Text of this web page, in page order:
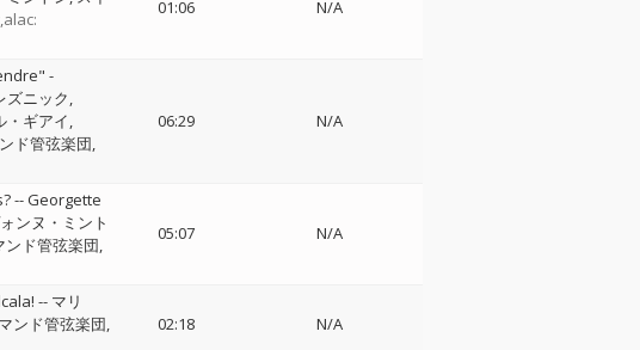
01:06 N/A
-
ズニック
・ギアイ
ド管弦楽団
06:29 N/A
--Georgette
ンヌ・ミント
ンド管弦楽団
05:07 N/A
-- マリ
ンド管弦楽団
02:18 N/A